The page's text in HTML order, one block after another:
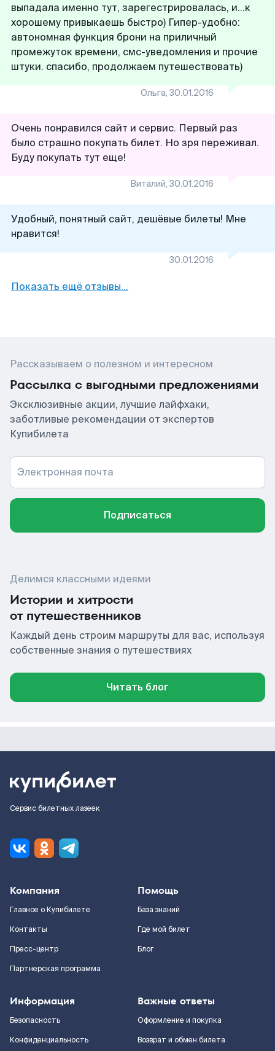
выпадала именно тут, зарегестрировалась, и...к
хорошему привыкаешь быстро) Гипер-удобно:
автономная функция брони на приличный
промежуток времени, смс-уведомления и прочие
штуки. спасибо, продолжаем путешествовать)
Ольга, 30.01.2016
Очень понравился сайт и сервис. Первый раз
было страшно покупать билет. Но зря переживал.
Буду покупать тут еще!
Виталий, 30.01.2016
Удобный, понятный сайт, дешёвые билеты! Мне
нравится!
30.01.2016
Показать ещё отзывы…
Рассказываем о полезном и интересном
Рассылка с выгодными предложениями
Эксклюзивные акции, лучшие лайфхаки,
заботливые рекомендации от экспертов
Купибилета
Электронная почта
Подписаться
Делимся классными идеями
Истории и хитрости
от путешественников
Каждый день строим маршруты для вас, используя
собственные знания о путешествиях
Читать блог
Сервис билетных лазеек
Компания
Главное о Купибилете
Контакты
Пресс-центр
Партнерская программа
Помощь
База знаний
Где мой билет
Блог
Информация
Безопасность
Конфиденциальность
Важные ответы
Оформление и покупка
Возврат и обмен билета